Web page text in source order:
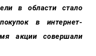
в области стало
в интернет-
акции совершали